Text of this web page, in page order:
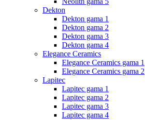
Dekton
Dekton gama 1
Dekton gama 2
Dekton gama 3
Dekton gama 4
Elegance Ceramics
Elegance Ceramics gama 1
Elegance Ceramics gama 2
Lapitec
Lapitec gama 1
Lapitec gama 2
Lapitec gama 3
Lapitec gama 4